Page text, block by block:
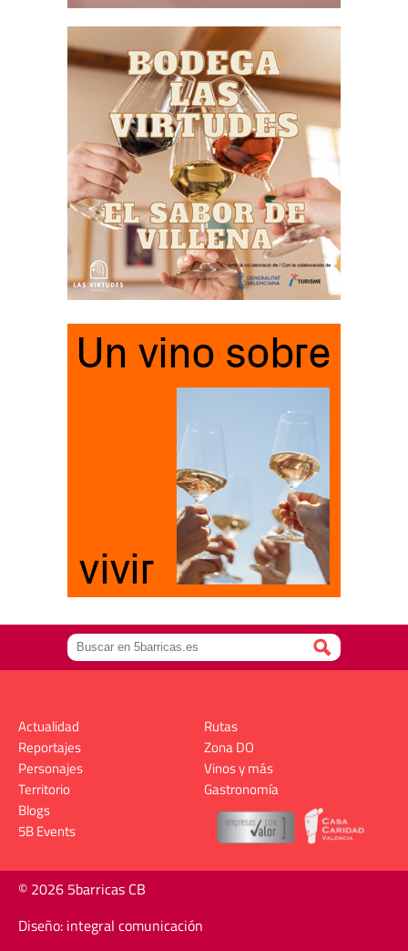
Actualidad
Reportajes
Personajes
Territorio
Rutas
Zona DO
Vinos y más
Gastronomía
Blogs
5B Events
© 2026 5barricas CB
Diseño: integral comunicación